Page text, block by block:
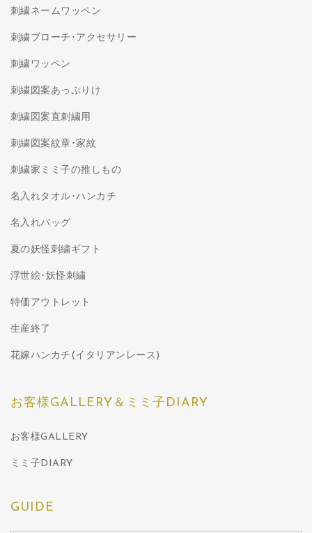
刺繍ネームワッペン
刺繍ブローチ･アクセサリー
刺繍ワッペン
刺繍図案あっぷりけ
刺繍図案直刺繍用
刺繍図案紋章･家紋
刺繍家ミミ子の推しもの
名入れタオル･ハンカチ
名入れバッグ
夏の妖怪刺繍ギフト
浮世絵･妖怪刺繍
特価アウトレット
生産終了
花嫁ハンカチ(イタリアンレース)
お客様GALLERY＆ミミ子DIARY
お客様GALLERY
ミミ子DIARY
GUIDE